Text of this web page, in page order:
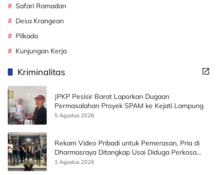
Safari Ramadan
Desa Krangean
Pilkada
Kunjungan Kerja
Kriminalitas
JPKP Pesisir Barat Laporkan Dugaan
Permasalahan Proyek SPAM ke Kejati Lampung
5 Agustus 2026
Rekam Video Pribadi untuk Pemerasan, Pria di
Dharmasraya Ditangkap Usai Diduga Perkosa
Korban
1 Agustus 2026